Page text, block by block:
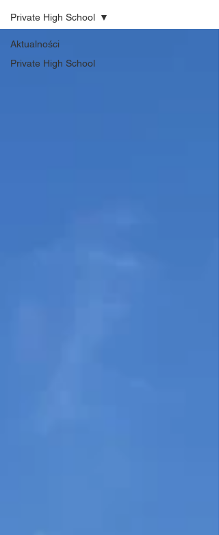
Aktualności
Private High School
Private High School